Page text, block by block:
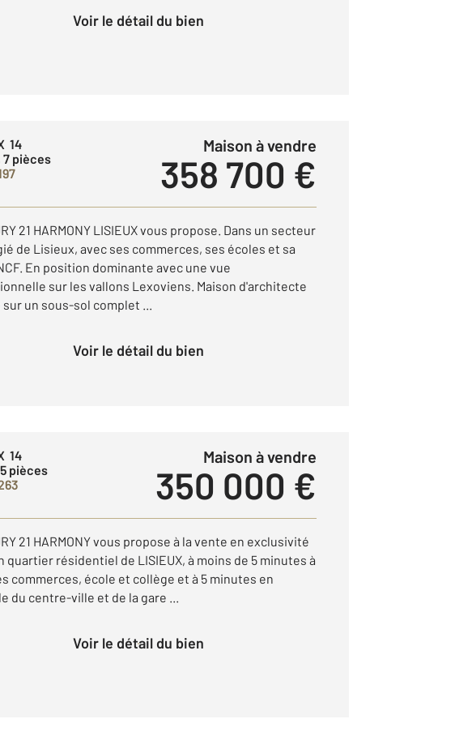
Voir le détail du bien
14
7 pièces
Maison à vendre
358 700 €
21 HARMONY LISIEUX vous propose. Dans un secteur
de Lisieux, avec ses commerces, ses écoles et sa
En position dominante avec une vue
sur les vallons Lexoviens. Maison d'architecte
un sous-sol complet ...
Voir le détail du bien
14
pièces
Maison à vendre
350 000 €
21 HARMONY vous propose à la vente en exclusivité
quartier résidentiel de LISIEUX, à moins de 5 minutes à
commerces, école et collège et à 5 minutes en
du centre-ville et de la gare ...
Voir le détail du bien